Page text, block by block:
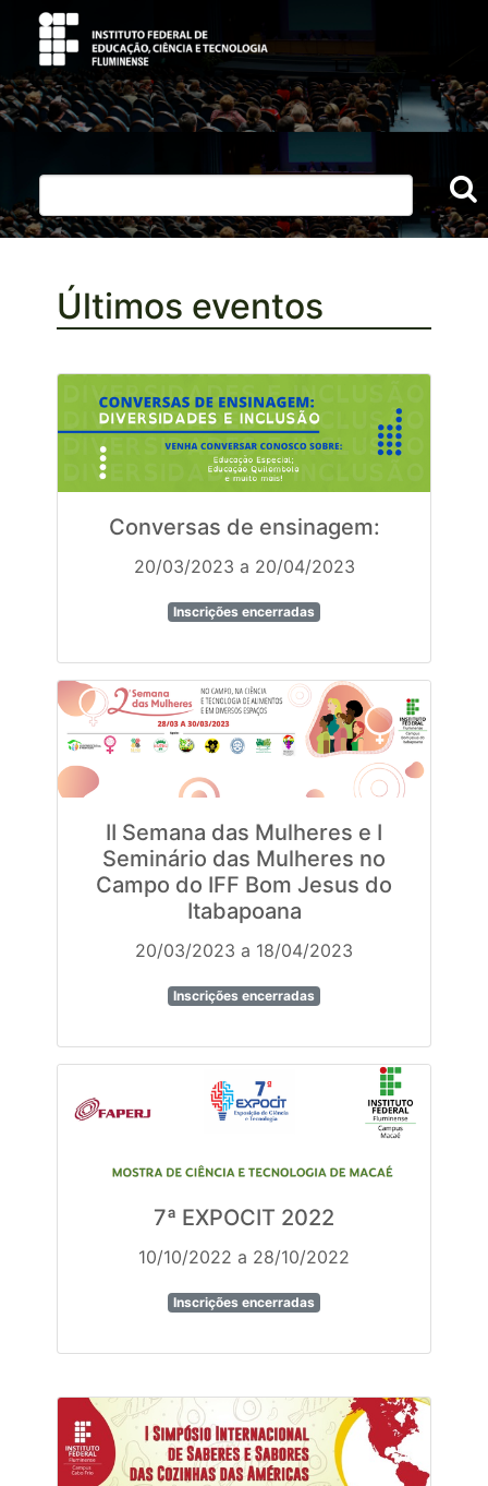
Últimos eventos
Conversas de ensinagem:
20/03/2023 a 20/04/2023
Inscrições encerradas
II Semana das Mulheres e I
Seminário das Mulheres no
Campo do IFF Bom Jesus do
Itabapoana
20/03/2023 a 18/04/2023
Inscrições encerradas
7ª EXPOCIT 2022
10/10/2022 a 28/10/2022
Inscrições encerradas